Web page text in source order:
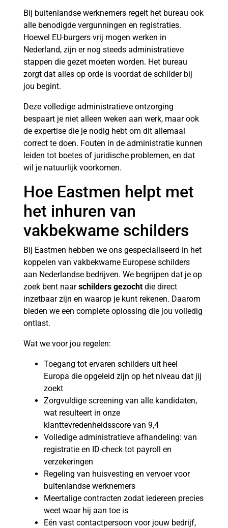
Bij buitenlandse werknemers regelt het bureau ook
alle benodigde vergunningen en registraties.
Hoewel EU-burgers vrij mogen werken in
Nederland, zijn er nog steeds administratieve
stappen die gezet moeten worden. Het bureau
zorgt dat alles op orde is voordat de schilder bij
jou begint.
Deze volledige administratieve ontzorging
bespaart je niet alleen weken aan werk, maar ook
de expertise die je nodig hebt om dit allemaal
correct te doen. Fouten in de administratie kunnen
leiden tot boetes of juridische problemen, en dat
wil je natuurlijk voorkomen.
Hoe Eastmen helpt met
het inhuren van
vakbekwame schilders
Bij Eastmen hebben we ons gespecialiseerd in het
koppelen van vakbekwame Europese schilders
aan Nederlandse bedrijven. We begrijpen dat je op
zoek bent naarschilders gezocht die direct
inzetbaar zijn en waarop je kunt rekenen. Daarom
bieden we een complete oplossing die jou volledig
ontlast.
Wat we voor jou regelen:
Toegang tot ervaren schilders uit heel
Europa die opgeleid zijn op het niveau dat jij
zoekt
Zorgvuldige screening van alle kandidaten,
wat resulteert in onze
klanttevredenheidsscore van 9,4
Volledige administratieve afhandeling: van
registratie en ID-check tot payroll en
verzekeringen
Regeling van huisvesting en vervoer voor
buitenlandse werknemers
Meertalige contracten zodat iedereen precies
weet waar hij aan toe is
Eén vast contactpersoon voor jouw bedrijf,